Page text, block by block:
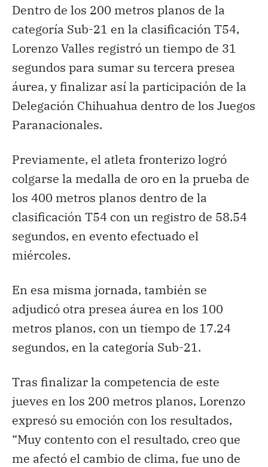
Dentro de los 200 metros planos de la
categoría Sub-21 en la clasificación T54,
Lorenzo Valles registró un tiempo de 31
segundos para sumar su tercera presea
áurea, y finalizar así la participación de la
Delegación Chihuahua dentro de los Juegos
Paranacionales.
Previamente, el atleta fronterizo logró
colgarse la medalla de oro en la prueba de
los 400 metros planos dentro de la
clasificación T54 con un registro de 58.54
segundos, en evento efectuado el
miércoles.
En esa misma jornada, también se
adjudicó otra presea áurea en los 100
metros planos, con un tiempo de 17.24
segundos, en la categoría Sub-21.
Tras finalizar la competencia de este
jueves en los 200 metros planos, Lorenzo
expresó su emoción con los resultados,
“Muy contento con el resultado, creo que
me afectó el cambio de clima, fue uno de